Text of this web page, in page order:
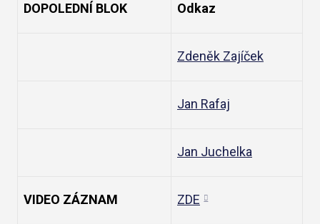
DOPOLEDNÍ BLOK Odkaz
Zdeněk Zajíček
Jan Rafaj
Jan Juchelka
VIDEO ZÁZNAM ZDE